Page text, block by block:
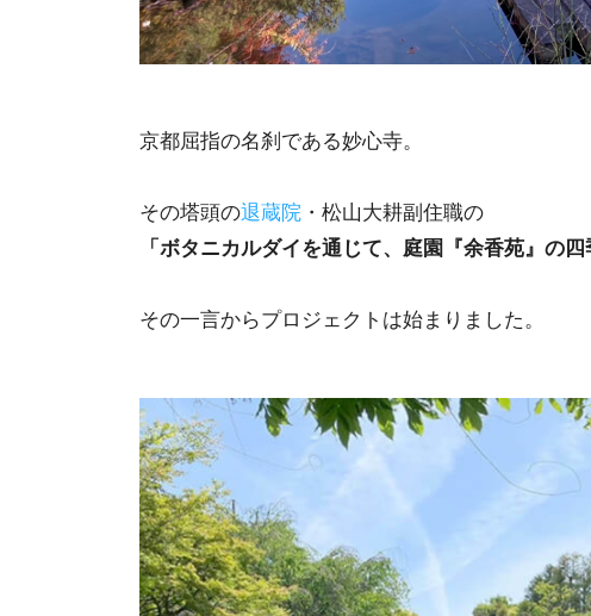
京都屈指の名刹である妙心寺。
その塔頭の退蔵院 ・松山大耕副住職の
「ボタニカルダイを通じて、庭園『余香苑』の四
その一言からプロジェクトは始まりました。